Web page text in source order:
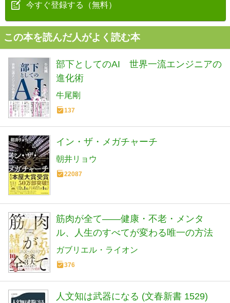
今すぐ登録する（無料）
この本を読んだ人がよく読む本
部下としてのAI 世界一流エンジニアの
進化術
牛尾剛
137
イン・ザ・メガチャーチ
朝井リョウ
22087
筋肉が全て——健康・不老・メンタ
ル、人生のすべてが変わる唯一の方法
ガブリエル・ライオン
376
人文知は武器になる (文春新書 1529)